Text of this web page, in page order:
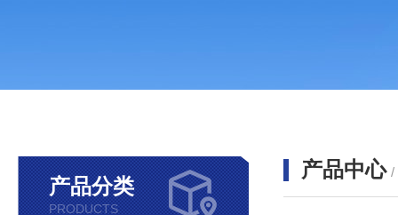
产品分类
PRODUCTS
产品中心 /